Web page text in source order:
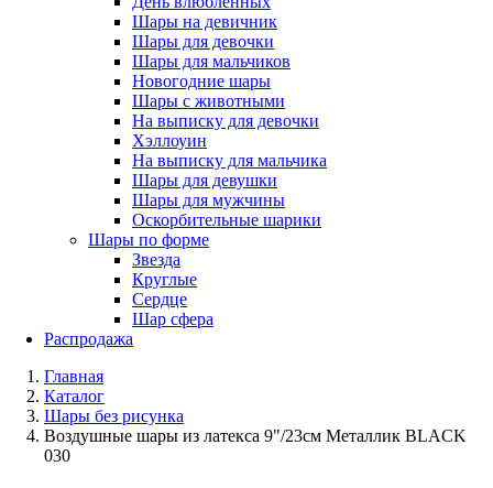
Шары на девичник
Шары для девочки
Шары для мальчиков
Новогодние шары
Шары с животными
На выписку для девочки
Хэллоуин
На выписку для мальчика
Шары для девушки
Шары для мужчины
Оскорбительные шарики
Шары по форме
Звезда
Круглые
Сердце
Шар сфера
Распродажа
Главная
Каталог
Шары без рисунка
Воздушные шары из латекса 9"/23см Металлик BLACK
030